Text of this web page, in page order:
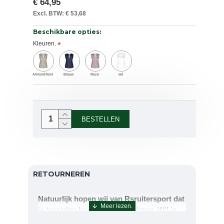
€ 64,95
Excl. BTW: € 53,68
Beschikbare opties:
Kleuren.
Almond-frost Blauw Roze wit
BESTELLEN
RETOURNEREN
Natuurlijk hopen wij van Rsruitersport dat
je tevreden bent met uw aankoop. Wil je